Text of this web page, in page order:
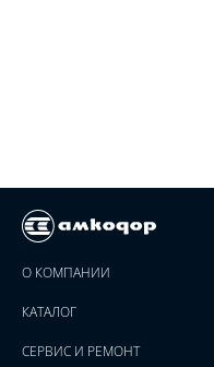
О КОМПАНИИ
КАТАЛОГ
СЕРВИС И РЕМОНТ